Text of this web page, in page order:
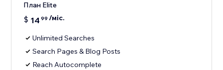
План Elite
$ 14 99 /міс.
Unlimited Searches
Search Pages & Blog Posts
Reach Autocomplete